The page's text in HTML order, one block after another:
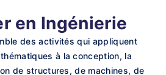
en Ingénierie
des activités qui appliquent
à la conception, la
de structures, de machines, de